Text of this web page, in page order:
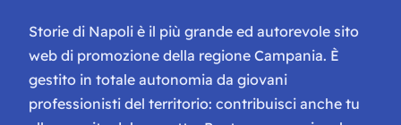
Storie di Napoli è il più grande ed autorevole sito
web di promozione della regione Campania. È
gestito in totale autonomia da giovani
professionisti del territorio: contribuisci anche tu